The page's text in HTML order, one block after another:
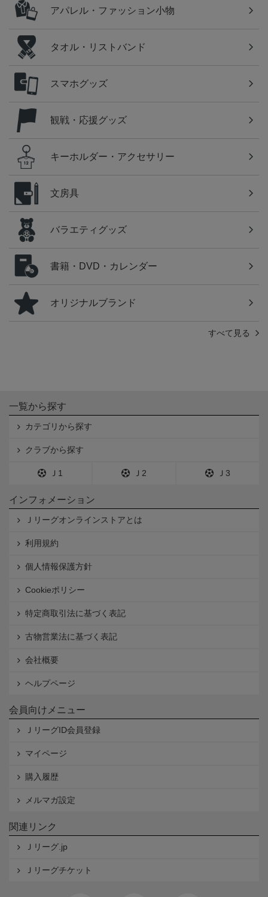
アパレル・ファッション小物
タオル・リストバンド
スマホグッズ
観戦・応援グッズ
キーホルダー・アクセサリー
文房具
バラエティグッズ
書籍・DVD・カレンダー
オリジナルブランド
すべて見る
一覧から探す
カテゴリから探す
クラブから探す
Ｊ1 Ｊ2 Ｊ3
インフォメーション
Ｊリーグオンラインストアとは
利用規約
個人情報保護方針
Cookieポリシー
特定商取引法に基づく表記
古物営業法に基づく表記
会社概要
ヘルプページ
会員向けメニュー
ＪリーグID会員登録
マイページ
購入履歴
メルマガ設定
関連リンク
Ｊリーグ.jp
Ｊリーグチケット